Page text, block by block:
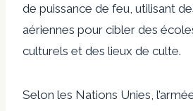
de puissance de feu, utilisant
aériennes pour cibler des
culturels et des lieux de culte.
Selon les Nations Unies,